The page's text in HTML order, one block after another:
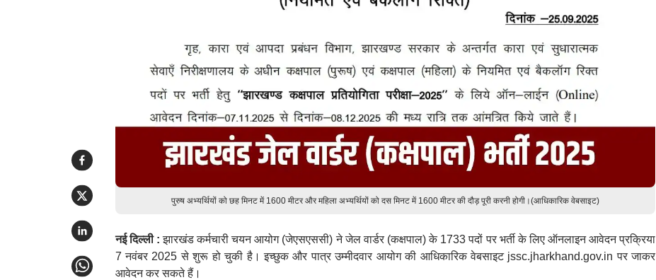
पुरुष अभ्यर्थियों को छह मिनट में 1600 मीटर और महिला अभ्यर्थियों को दस मिनट में 1600 मीटर की दौड़ पूरी करनी होगी।(आधिकारिक वेबसाइट)
नई दिल्ली :झारखंड कर्मचारी चयन आयोग (जेएसएससी) ने जेल वार्डर (कक्षपाल) के 1733 पदों पर भर्ती के लिए ऑनलाइन आवेदन प्रक्रिया
7 नवंबर 2025 से शुरू हो चुकी है। इच्छुक और पात्र उम्मीदवार आयोग की आधिकारिक वेबसाइट jssc.jharkhand.gov.in पर जाकर
आवेदन कर सकते हैं।